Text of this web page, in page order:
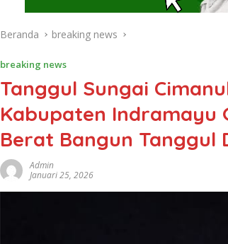
Beranda breaking news
breaking news
Tanggul Sungai
Kabupaten Indramayu
Berat Bangun Tanggul
Admin
Januari 25, 2026